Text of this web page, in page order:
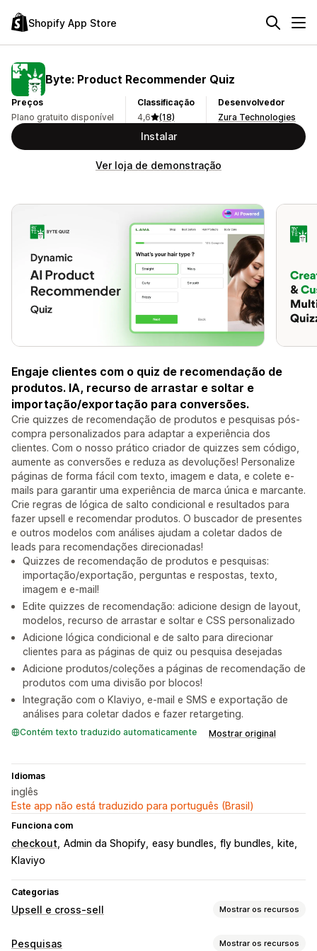
Shopify App Store
Byte: Product Recommender Quiz
Preços
Plano gratuito disponível
Classificação
4,6
(18)
Desenvolvedor
Zura Technologies
Instalar
Ver loja de demonstração
Engaje clientes com o quiz de recomendação de
produtos. IA, recurso de arrastar e soltar e
importação/exportação para conversões.
Crie quizzes de recomendação de produtos e pesquisas pós-
compra personalizados para adaptar a experiência dos
clientes. Com o nosso prático criador de quizzes sem código,
aumente as conversões e reduza as devoluções! Personalize
páginas de forma fácil com texto, imagem e data, e colete e-
mails para garantir uma experiência de marca única e marcante.
Crie regras de lógica de salto condicional e resultados para
fazer upsell e recomendar produtos. O buscador de presentes
e outros modelos com análises ajudam a coletar dados de
leads para recomendações direcionadas!
Quizzes de recomendação de produtos e pesquisas:
importação/exportação, perguntas e respostas, texto,
imagem e e-mail!
Edite quizzes de recomendação: adicione design de layout,
modelos, recurso de arrastar e soltar e CSS personalizado
Adicione lógica condicional e de salto para direcionar
clientes para as páginas de quiz ou pesquisa desejadas
Adicione produtos/coleções a páginas de recomendação de
produtos com uma divisão por blocos!
Integração com o Klaviyo, e-mail e SMS e exportação de
análises para coletar dados e fazer retargeting.
Contém texto traduzido automaticamente Mostrar original
Idiomas
inglês
Este app não está traduzido para português (Brasil)
Funciona com
checkout Admin da Shopify easy bundles fly bundles
kite
Klaviyo
Categorias
Upsell e cross-sell Mostrar os recursos
Personalização
Pesquisas Mostrar os recursos